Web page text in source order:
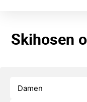
Skihosen
Damen